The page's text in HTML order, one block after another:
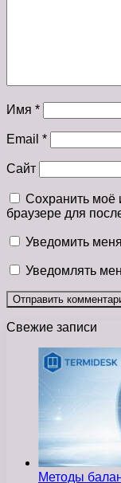
Имя *
Email *
Сайт
Сохранить моё
браузере для
Уведомить
Уведомлять
Свежие записи
Методы